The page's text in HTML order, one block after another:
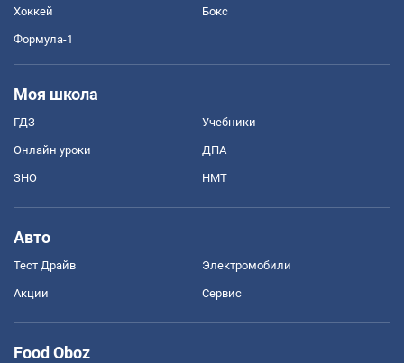
Хоккей Бокс
Формула-1
Моя школа
ГДЗ Учебники
Онлайн уроки ДПА
ЗНО НМТ
Авто
Тест Драйв Электромобили
Акции Сервис
Food Oboz